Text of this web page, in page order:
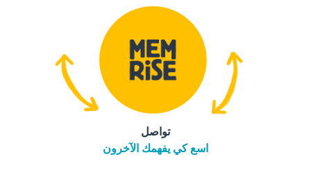
تواصل
اسع كي يفهمك الآخرون